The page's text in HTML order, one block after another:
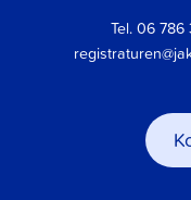
Tel. 06 786